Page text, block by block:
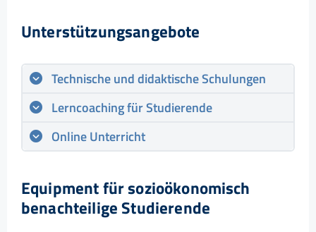
Unterstützungsangebote
Technische und didaktische Schulungen
Lerncoaching für Studierende
Online Unterricht
Equipment für sozioökonomisch
benachteilige Studierende